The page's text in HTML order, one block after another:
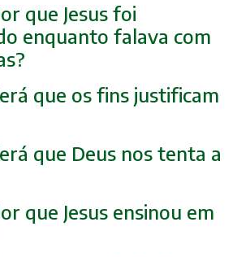
que Jesus foi
enquanto falava com
que os fins justificam
que Deus nos tenta a
que Jesus ensinou em